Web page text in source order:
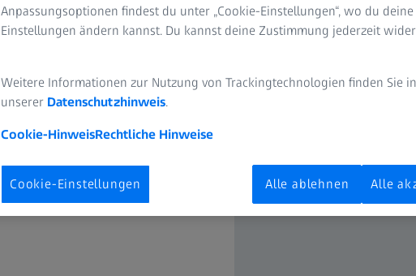
Hohe Effizienz
Anpassungsoptionen findest du unter „Cookie-Einstellungen“, wo du deine
Einstellungen ändern kannst. Du kannst deine Zustimmung jederzeit
Weitere Informationen zur Nutzung von Trackingtechnologien finden Sie in
unserer Datenschutzhinweis.
Cookie-HinweisRechtliche Hinweise
Cookie-Einstellungen Alle ablehnen Alle